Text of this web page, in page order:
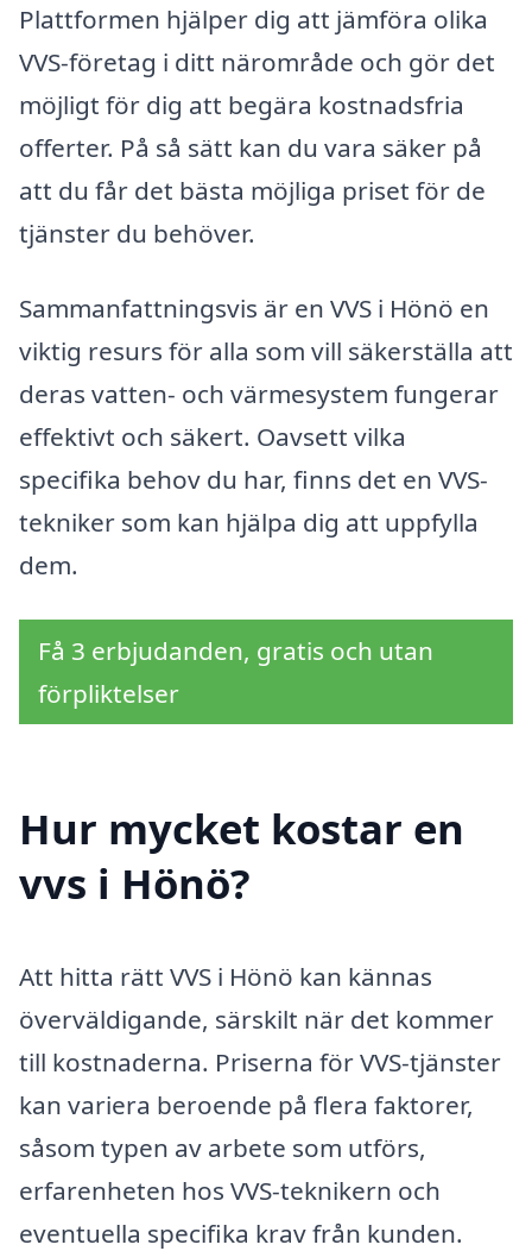
Plattformen hjälper dig att jämföra olika
VVS-företag i ditt närområde och gör det
möjligt för dig att begära kostnadsfria
offerter. På så sätt kan du vara säker på
att du får det bästa möjliga priset för de
tjänster du behöver.
Sammanfattningsvis är en VVS i Hönö en
viktig resurs för alla som vill säkerställa att
deras vatten- och värmesystem fungerar
effektivt och säkert. Oavsett vilka
specifika behov du har, finns det en VVS-
tekniker som kan hjälpa dig att uppfylla
dem.
Få 3 erbjudanden, gratis och utan
förpliktelser
Hur mycket kostar en
vvs i Hönö?
Att hitta rätt VVS i Hönö kan kännas
överväldigande, särskilt när det kommer
till kostnaderna. Priserna för VVS-tjänster
kan variera beroende på flera faktorer,
såsom typen av arbete som utförs,
erfarenheten hos VVS-teknikern och
eventuella specifika krav från kunden.